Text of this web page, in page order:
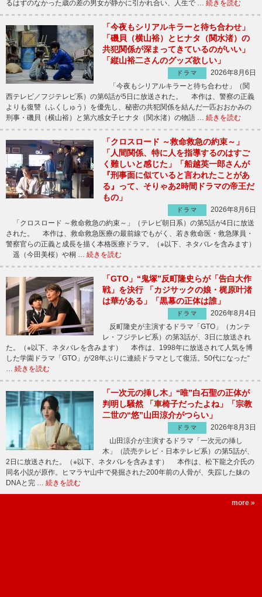
るはずのなかった歳の差の男女が静かに引かれ合い、人生で … 続きを読む
「今夜もシリアルキラーと待ち合わせ」
「磯貝（横山裕）とヒナタ（関水渚）の
共犯関係が深まってきているのがいい」
「縦山裕二さんのグッズ欲しい」
ドラマ
2026年8月6日
「今夜もシリアルキラーと待ち合わせ」（関
西テレビ／フジテレビ系）の第6話が5日に放送された。 本作は、警察の正義
よりも復讐（ふくしゅう）を優先し、秘密の共犯関係を結んだ一匹おおかみの
刑事・磯貝（横山裕）と第六感女子ヒナタ（関水渚）の物語 … 続きを読む
「クロスロード ～救命救急の約束～」
「人間関係、特に人を指導するのはすご
く難しいと感じた」「船越英一郎さんが
『刑事面に似ていると言われたことがあ
る』って、そりゃあ2時間ドラマの帝王だ
もの」
ドラマ
2026年8月6日
「クロスロード ～救命救急の約束～」（テレビ朝日系）の第5話が4日に放送
された。 本作は、救命救急医療の最前線でもがく、若き救命医・救急隊員・
警察官らの正義と成長を描く本格医療ドラマ。（※以下、ネタバレを含みます）
遥（今田美桜）や桐 … 続きを読む
「GTO」“鬼塚”反町隆史らが「告白大作
戦」を決行 「カジサックの娘・梶原叶渚
は華がある」「黒幕の正体は誰」
ドラマ
2026年8月4日
反町隆史が主演するドラマ「GTO」（カンテ
レ・フジテレビ系）の第3話が、3日に放送され
た。（※以下、ネタバレを含みます） 本作は、1998年に放送されて人気を博
した学園ドラマ「GTO」が28年ぶりに連続ドラマとして復活。50代になった“
… 続きを読む
「一次元の挿し木」“唯”白石聖の正体が
判明し騒然 「車椅子だったよね」「宗教
二世の“悠”山田涼介がつらい」
ドラマ
2026年8月3日
山田涼介が主演するドラマ「一次元の挿し
木」（読売テレビ・日本テレビ系）の第5話が、
2日に放送された。（※以下、ネタバレを含みます） 本作は、松下龍之介氏の
同名小説が原作。ヒマラヤ山中で発掘された200年前の人骨が、失踪した妹の
DNAと完 … 続きを読む
more »